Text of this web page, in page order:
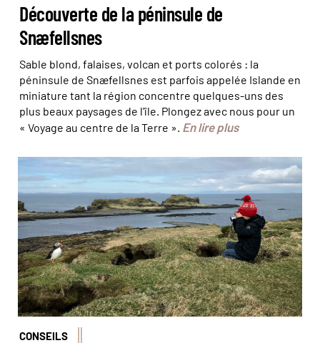
Découverte de la péninsule de
Snæfellsnes
Sable blond, falaises, volcan et ports colorés : la
péninsule de Snæfellsnes est parfois appelée Islande en
miniature tant la région concentre quelques-uns des
plus beaux paysages de l'île. Plongez avec nous pour un
« Voyage au centre de la Terre ». En lire plus
© Erik_AJV/stock adobe
CONSEILS